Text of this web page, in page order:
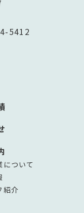
5412
について
紹介